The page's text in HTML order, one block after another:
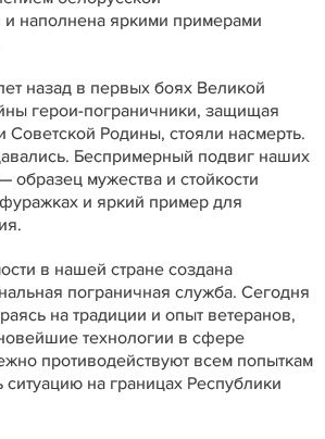
и наполнена яркими примерами
назад в первых боях Великой
герои-пограничники, защищая
Родины, стояли насмерть.
Беспримерный подвиг наших
образец мужества и стойкости
и яркий пример для
в нашей стране создана
пограничная служба. Сегодня
на традиции и опыт ветеранов,
технологии в сфере
противодействуют всем попыткам
ситуацию на границах Республики